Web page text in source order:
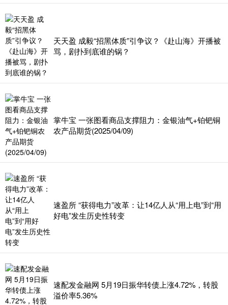
天天盈 成毅“招黑体质”引争议？《赴山海》开播被
骂，剧扑到底谁的锅？
掌牛宝 一张图看商品支撑阻力：金银油气+铂钯铜
农产品期货(2025/04/09)
速盈所 “获得电力”改革：让14亿人从“用上电”到“用
好电”发生历史性转变
速配发金融网 5月19日振华转债上涨4.72%，转股
溢价率5.36%